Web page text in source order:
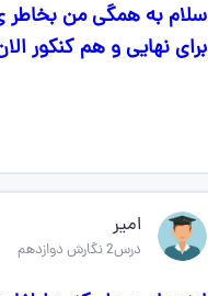
سلام به همگی من
برای نهایی و هم کنکور
امیر
درس2 نگارش دوازدهم